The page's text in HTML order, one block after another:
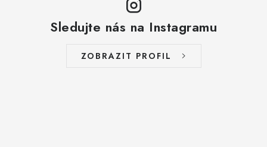
Sledujte nás na Instagramu
ZOBRAZIT PROFIL